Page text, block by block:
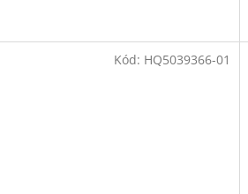
Kód: HQ5039366-01